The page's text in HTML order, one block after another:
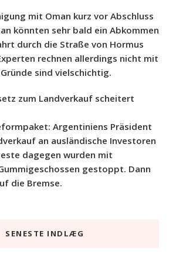
mit Oman kurz vor Abschluss
könnten sehr bald ein Abkommen
durch die Straße von Hormus
rechnen allerdings nicht mit
sind vielschichtig.
zum Landverkauf scheitert
Argentiniens Präsident
an ausländische Investoren
dagegen wurden mit
gestoppt. Dann
die Bremse.
SENESTE INDLÆG